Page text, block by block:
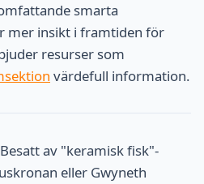
smarta
mer insikt i framtiden för
resurser som
värdefull information.
Besatt av "keramisk fisk"-
eller Gwyneth